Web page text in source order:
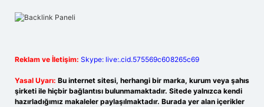
Reklam ve İletişim: Skype: live:.cid.575569c608265c69
Yasal Uyarı: Bu internet sitesi, herhangi bir marka, kurum veya şahıs
şirketi ile hiçbir bağlantısı bulunmamaktadır. Sitede yalnızca kendi
hazırladığımız makaleler paylaşılmaktadır. Burada yer alan içerikler